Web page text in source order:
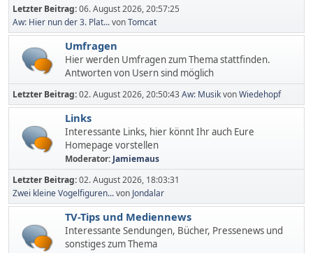
Letzter Beitrag:06. August 2026, 20:57:25
Aw: Hier nun der 3. Plat...vonTomcat
Umfragen
Hier werden Umfragen zum Thema stattfinden.
Antworten von Usern sind möglich
Letzter Beitrag:02. August 2026, 20:50:43Aw: MusikvonWiedehopf
Links
Interessante Links, hier könnt Ihr auch Eure
Homepage vorstellen
Moderator: Jamiemaus
Letzter Beitrag:02. August 2026, 18:03:31
Zwei kleine Vogelfiguren...von Jondalar
TV-Tips und Mediennews
Interessante Sendungen, Bücher, Pressenews und
sonstiges zum Thema